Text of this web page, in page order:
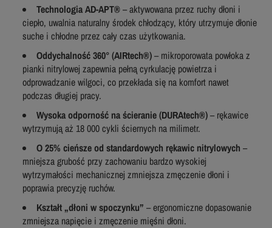
Technologia AD-APT®– aktywowana przez ruchy dłoni i
ciepło, uwalnia naturalny środek chłodzący, który utrzymuje dłonie
suche i chłodne przez cały czas użytkowania.
Oddychalność 360° (AIRtech®)– mikroporowata powłoka z
pianki nitrylowej zapewnia pełną cyrkulację powietrza i
odprowadzanie wilgoci, co przekłada się na komfort nawet
podczas długiej pracy.
Wysoka odporność na ścieranie (DURAtech®)– rękawice
wytrzymują aż 18 000 cykli ściernych na milimetr.
O 25% cieńsze od standardowych rękawic nitrylowych –
mniejsza grubość przy zachowaniu bardzo wysokiej
wytrzymałości mechanicznej zmniejsza zmęczenie dłoni i
poprawia precyzję ruchów.
Kształt „dłoni w spoczynku” – ergonomiczne dopasowanie
zmniejsza napięcie i zmęczenie mięśni dłoni.